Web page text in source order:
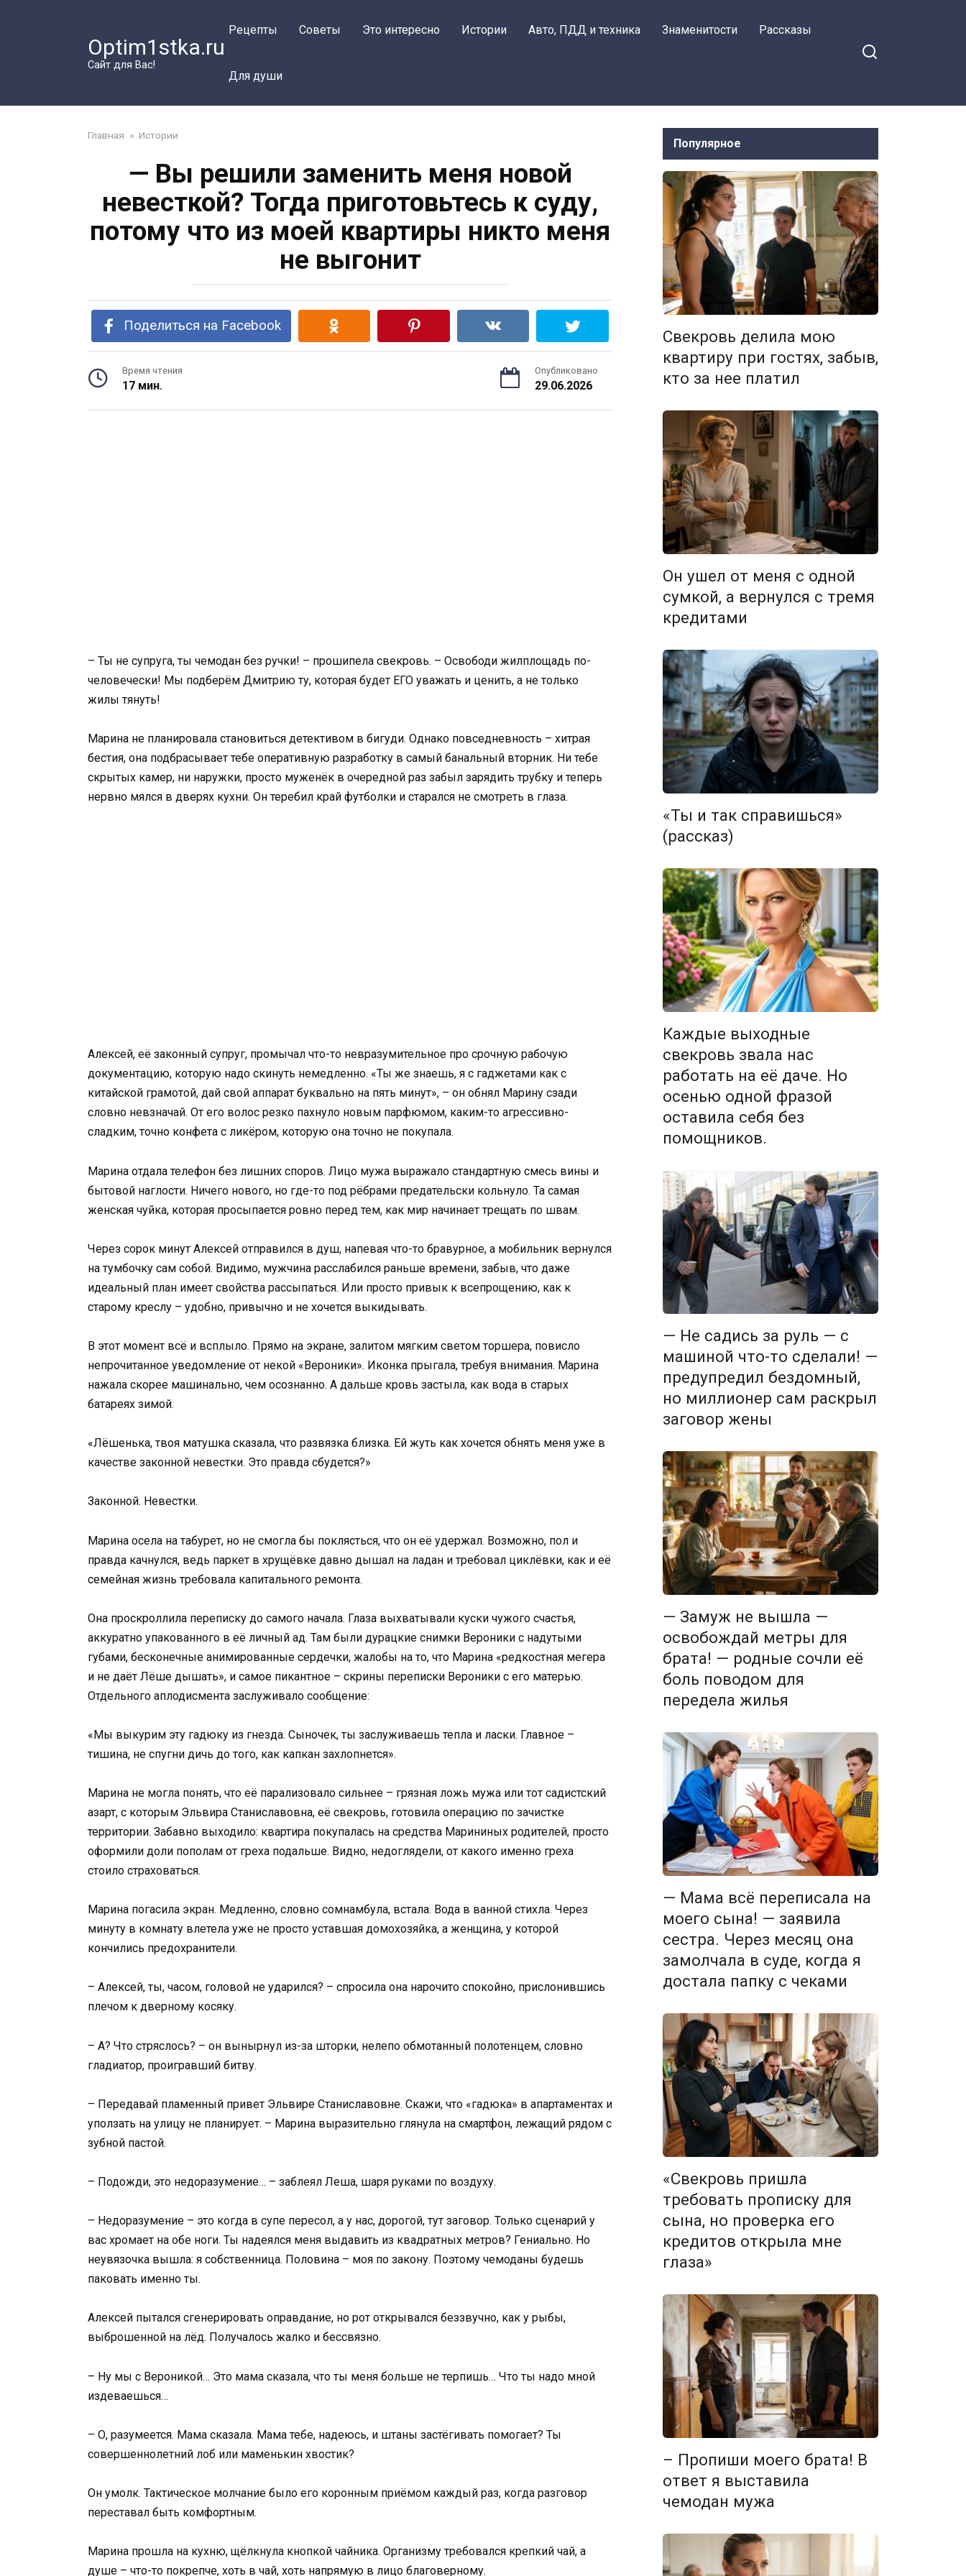
Optim1stka.ru
Сайт для Вас!
Рецепты Советы Это интересно Истории Авто, ПДД и техника Знаменитости Рассказы
Для души
Главная » Истории
— Вы решили заменить меня новой
невесткой? Тогда приготовьтесь к суду,
потому что из моей квартиры никто меня
не выгонит
Поделиться на Facebook
Время чтения
17 мин.
Опубликовано
29.06.2026
– Ты не супруга, ты чемодан без ручки! – прошипела свекровь. – Освободи жилплощадь по-
человечески! Мы подберём Дмитрию ту, которая будет ЕГО уважать и ценить, а не только
жилы тянуть!
Марина не планировала становиться детективом в бигуди. Однако повседневность – хитрая
бестия, она подбрасывает тебе оперативную разработку в самый банальный вторник. Ни тебе
скрытых камер, ни наружки, просто муженёк в очередной раз забыл зарядить трубку и теперь
нервно мялся в дверях кухни. Он теребил край футболки и старался не смотреть в глаза.
Алексей, её законный супруг, промычал что-то невразумительное про срочную рабочую
документацию, которую надо скинуть немедленно. «Ты же знаешь, я с гаджетами как с
китайской грамотой, дай свой аппарат буквально на пять минут», – он обнял Марину сзади
словно невзначай. От его волос резко пахнуло новым парфюмом, каким-то агрессивно-
сладким, точно конфета с ликёром, которую она точно не покупала.
Марина отдала телефон без лишних споров. Лицо мужа выражало стандартную смесь вины и
бытовой наглости. Ничего нового, но где-то под рёбрами предательски кольнуло. Та самая
женская чуйка, которая просыпается ровно перед тем, как мир начинает трещать по швам.
Через сорок минут Алексей отправился в душ, напевая что-то бравурное, а мобильник вернулся
на тумбочку сам собой. Видимо, мужчина расслабился раньше времени, забыв, что даже
идеальный план имеет свойства рассыпаться. Или просто привык к всепрощению, как к
старому креслу – удобно, привычно и не хочется выкидывать.
В этот момент всё и всплыло. Прямо на экране, залитом мягким светом торшера, повисло
непрочитанное уведомление от некой «Вероники». Иконка прыгала, требуя внимания. Марина
нажала скорее машинально, чем осознанно. А дальше кровь застыла, как вода в старых
батареях зимой.
«Лёшенька, твоя матушка сказала, что развязка близка. Ей жуть как хочется обнять меня уже в
качестве законной невестки. Это правда сбудется?»
Законной. Невестки.
Марина осела на табурет, но не смогла бы поклясться, что он её удержал. Возможно, пол и
правда качнулся, ведь паркет в хрущёвке давно дышал на ладан и требовал циклёвки, как и её
семейная жизнь требовала капитального ремонта.
Она проскроллила переписку до самого начала. Глаза выхватывали куски чужого счастья,
аккуратно упакованного в её личный ад. Там были дурацкие снимки Вероники с надутыми
губами, бесконечные анимированные сердечки, жалобы на то, что Марина «редкостная мегера
и не даёт Лёше дышать», и самое пикантное – скрины переписки Вероники с его матерью.
Отдельного аплодисмента заслуживало сообщение:
«Мы выкурим эту гадюку из гнезда. Сыночек, ты заслуживаешь тепла и ласки. Главное –
тишина, не спугни дичь до того, как капкан захлопнется».
Марина не могла понять, что её парализовало сильнее – грязная ложь мужа или тот садистский
азарт, с которым Эльвира Станиславовна, её свекровь, готовила операцию по зачистке
территории. Забавно выходило: квартира покупалась на средства Марининых родителей, просто
оформили доли пополам от греха подальше. Видно, недоглядели, от какого именно греха
стоило страховаться.
Марина погасила экран. Медленно, словно сомнамбула, встала. Вода в ванной стихла. Через
минуту в комнату влетела уже не просто уставшая домохозяйка, а женщина, у которой
кончились предохранители.
– Алексей, ты, часом, головой не ударился? – спросила она нарочито спокойно, прислонившись
плечом к дверному косяку.
– А? Что стряслось? – он вынырнул из-за шторки, нелепо обмотанный полотенцем, словно
гладиатор, проигравший битву.
– Передавай пламенный привет Эльвире Станиславовне. Скажи, что «гадюка» в апартаментах и
уползать на улицу не планирует. – Марина выразительно глянула на смартфон, лежащий рядом с
зубной пастой.
– Подожди, это недоразумение… – заблеял Леша, шаря руками по воздуху.
– Недоразумение – это когда в супе пересол, а у нас, дорогой, тут заговор. Только сценарий у
вас хромает на обе ноги. Ты надеялся меня выдавить из квадратных метров? Гениально. Но
неувязочка вышла: я собственница. Половина – моя по закону. Поэтому чемоданы будешь
паковать именно ты.
Алексей пытался сгенерировать оправдание, но рот открывался беззвучно, как у рыбы,
выброшенной на лёд. Получалось жалко и бессвязно.
– Ну мы с Вероникой… Это мама сказала, что ты меня больше не терпишь… Что ты надо мной
издеваешься…
– О, разумеется. Мама сказала. Мама тебе, надеюсь, и штаны застёгивать помогает? Ты
совершеннолетний лоб или маменькин хвостик?
Он умолк. Тактическое молчание было его коронным приёмом каждый раз, когда разговор
переставал быть комфортным.
Марина прошла на кухню, щёлкнула кнопкой чайника. Организму требовался крепкий чай, а
душе – что-то покрепче, хоть в чай, хоть напрямую в лицо благоверному.
Популярное
Свекровь делила мою
квартиру при гостях, забыв,
кто за нее платил
Он ушел от меня с одной
сумкой, а вернулся с тремя
кредитами
«Ты и так справишься»
(рассказ)
Каждые выходные
свекровь звала нас
работать на её даче. Но
осенью одной фразой
оставила себя без
помощников.
— Не садись за руль — с
машиной что-то сделали! —
предупредил бездомный,
но миллионер сам раскрыл
заговор жены
— Замуж не вышла —
освобождай метры для
брата! — родные сочли её
боль поводом для
передела жилья
— Мама всё переписала на
моего сына! — заявила
сестра. Через месяц она
замолчала в суде, когда я
достала папку с чеками
«Свекровь пришла
требовать прописку для
сына, но проверка его
кредитов открыла мне
глаза»
– Пропиши моего брата! В
ответ я выставила
чемодан мужа